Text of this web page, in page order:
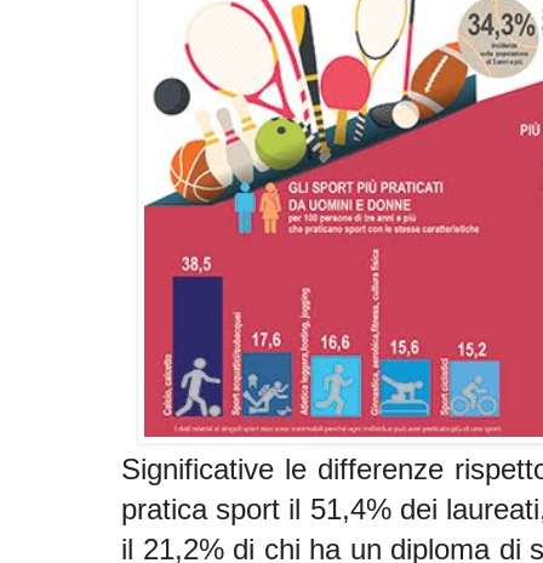
Significative le differenze
pratica sport il 51,4% dei
il 21,2% di chi ha un diploma di